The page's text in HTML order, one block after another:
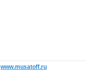
www.musatoff.ru